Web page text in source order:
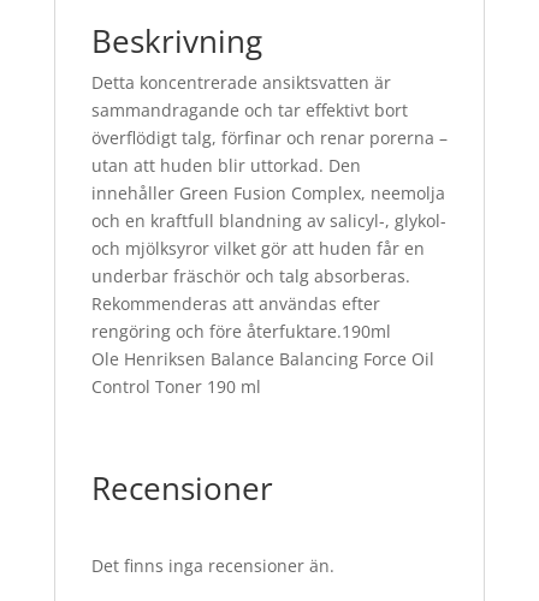
Beskrivning
Detta koncentrerade ansiktsvatten är
sammandragande och tar effektivt bort
överflödigt talg, förfinar och renar porerna –
utan att huden blir uttorkad. Den
innehåller Green Fusion Complex, neemolja
och en kraftfull blandning av salicyl-, glykol-
och mjölksyror vilket gör att huden får en
underbar fräschör och talg absorberas.
Rekommenderas att användas efter
rengöring och före återfuktare.190ml
Ole Henriksen Balance Balancing Force Oil
Control Toner 190 ml
Recensioner
Det finns inga recensioner än.